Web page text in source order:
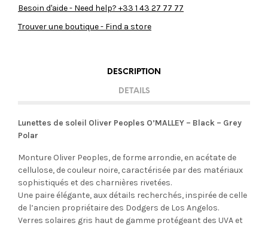
Besoin d'aide - Need help? +33 1 43 27 77 77
Trouver une boutique - Find a store
DESCRIPTION
DETAILS
Lunettes de soleil Oliver Peoples O’MALLEY – Black – Grey
Polar
Monture Oliver Peoples, de forme arrondie, en acétate de
cellulose, de couleur noire, caractérisée par des matériaux
sophistiqués et des charnières rivetées.
Une paire élégante, aux détails recherchés, inspirée de celle
de l’ancien propriétaire des Dodgers de Los Angelos.
Verres solaires gris haut de gamme protégeant des UVA et